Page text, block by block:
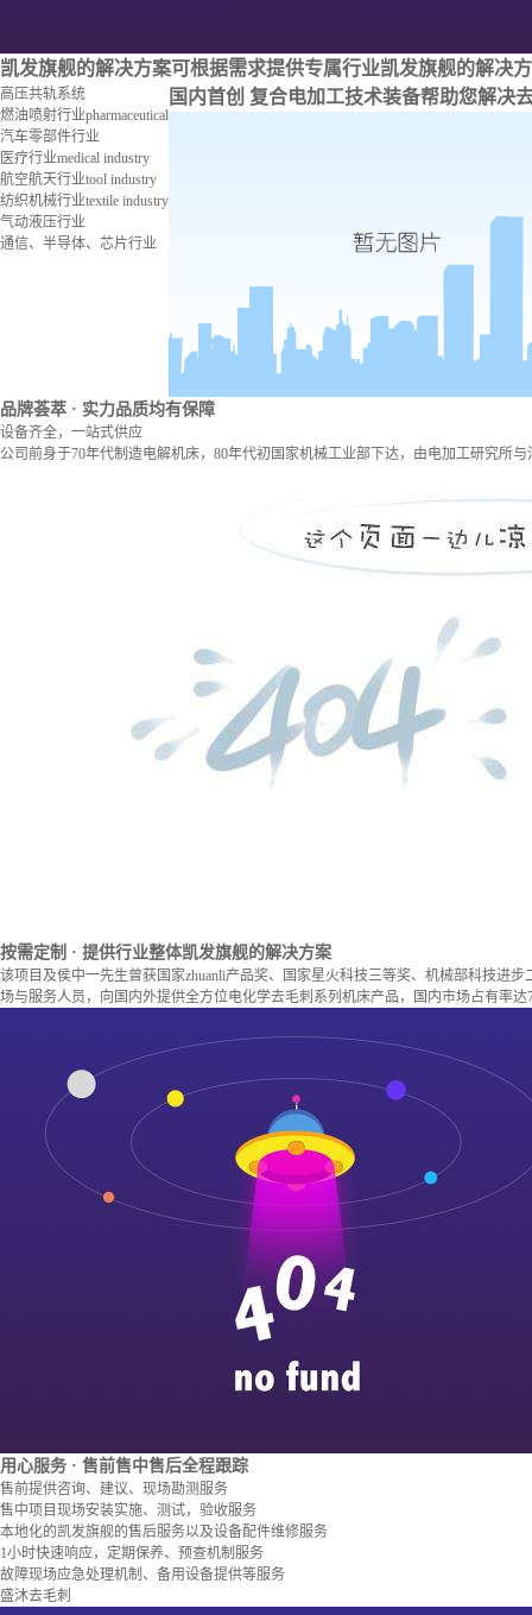
凯发旗舰的解决方案可根据需求提供专属行业凯发旗舰的解决
高压共轨系统
燃油喷射行业pharmaceutical
汽车零部件行业
医疗行业medical industry
航空航天行业tool industry
纺织机械行业textile industry
气动液压行业
通信、半导体、芯片行业
国内首创 复合电加工技术装备帮助您解决
品牌荟萃 · 实力品质均有保障
设备齐全，一站式供应
公司前身于70年代制造电解机床，80年代初国家机械工业部下达，由电加工研究所
按需定制 · 提供行业整体凯发旗舰的解决方案
该项目及侯中一先生曾获国家zhuanli产品奖、国家星火科技三等奖、机械部科技进
场与服务人员，向国内外提供全方位电化学去毛刺系列机床产品，国内市场占有率达
用心服务 · 售前售中售后全程跟踪
售前提供咨询、建议、现场勘测服务
售中项目现场安装实施、测试，验收服务
本地化的凯发旗舰的售后服务以及设备配件维修服务
1小时快速响应，定期保养、预查机制服务
故障现场应急处理机制、备用设备提供等服务
盛沐去毛刺